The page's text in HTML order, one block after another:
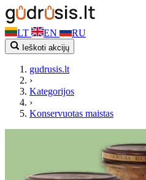
LT EN RU
Ieškoti akcijų
gudrusis.lt
›
Kategorijos
›
Konservuotas maistas